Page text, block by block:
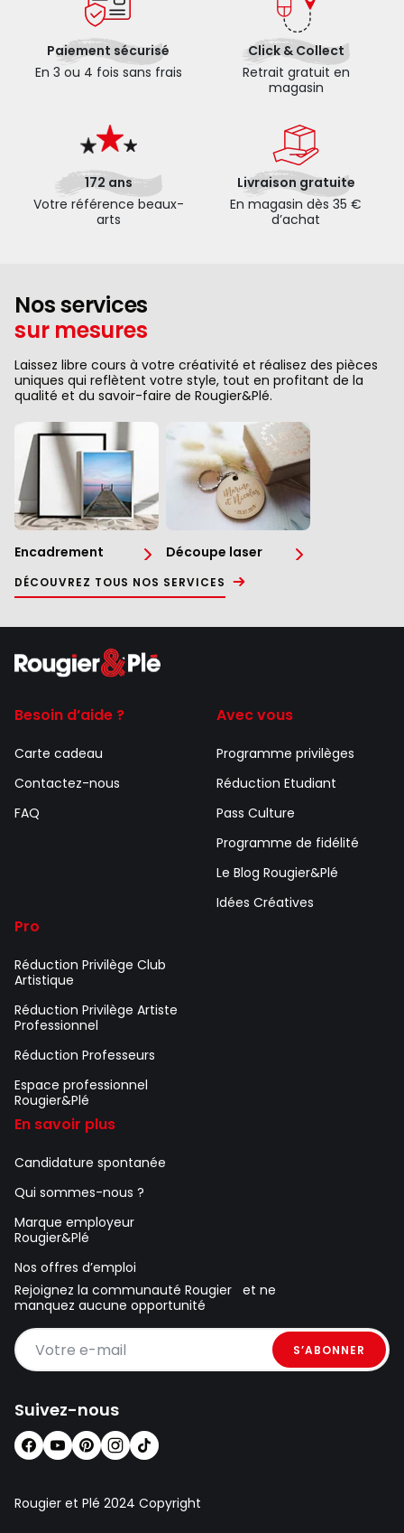
ouvert à 10:00
Paiement sécurisé
En 3 ou 4 fois sans frais
Click & Collect
Retrait gratuit en
magasin
172 ans
Votre référence beaux-
arts
Livraison gratuite
En magasin dès 35 €
d’achat
Nos services
sur mesures
Laissez libre cours à votre créativité et réalisez des pièces
uniques qui reflètent votre style, tout en profitant de la
qualité et du savoir-faire de Rougier&Plé.
Encadrement Découpe laser
DÉCOUVREZ TOUS NOS SERVICES
Besoin d’aide ?
Carte cadeau
Contactez-nous
FAQ
Avec vous
Programme privilèges
Réduction Etudiant
Pass Culture
Programme de fidélité
Le Blog Rougier&Plé
Idées Créatives
Pro
Réduction Privilège Club
Artistique
Réduction Privilège Artiste
Professionnel
Réduction Professeurs
Espace professionnel
Rougier&Plé
En savoir plus
Candidature spontanée
Qui sommes-nous ?
Marque employeur
Rougier&Plé
Nos offres d’emploi
Rejoignez la communauté Rougier et ne
manquez aucune opportunité
Votre e-mail
Suivez-nous
Rougier et Plé 2024 Copyright